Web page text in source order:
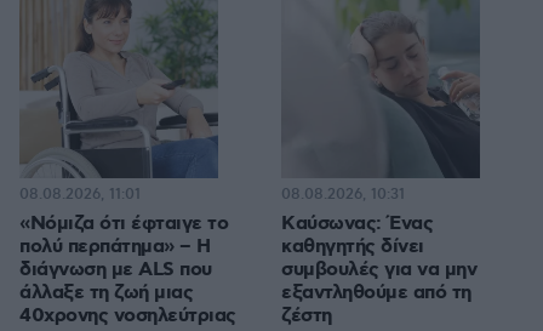
«Νόμιζα ότι έφταιγε το
πολύ περπάτημα» – Η
διάγνωση με ALS που
άλλαξε τη ζωή μιας
40χρονης νοσηλεύτριας
08.08.2026, 11:01
Kαύσωνας: Ένας
καθηγητής δίνει
συμβουλές για να μην
εξαντληθούμε από τη
ζέστη
08.08.2026, 10:31